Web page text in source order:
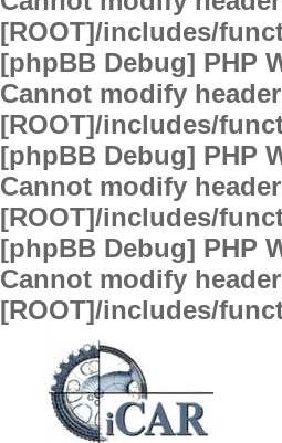
[ROOT]/includes/
[phpBB Debug] PHP
Cannot modify
[ROOT]/includes/
[phpBB Debug] PHP
Cannot modify
[ROOT]/includes/
[phpBB Debug] PHP
Cannot modify
[ROOT]/includes/